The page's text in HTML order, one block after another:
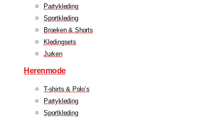
Partykleding
Sportkleding
Broeken & Shorts
Kledingsets
Jurken
Herenmode
T-shirts & Polo’s
Partykleding
Sportkleding